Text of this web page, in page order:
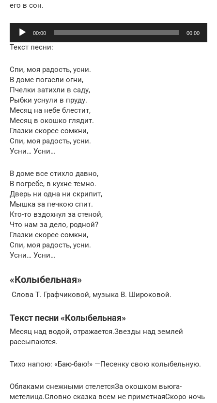
его в сон.
Аудиоплеер
00:00 00:00
Текст песни:
Спи, моя радость, усни.
В доме погасли огни,
Пчелки затихли в саду,
Рыбки уснули в пруду.
Месяц на небе блестит,
Месяц в окошко глядит.
Глазки скорее сомкни,
Спи, моя радость, усни.
Усни… Усни…
В доме все стихло давно,
В погребе, в кухне темно.
Дверь ни одна ни скрипит,
Мышка за печкою спит.
Кто-то вздохнул за стеной,
Что нам за дело, родной?
Глазки скорее сомкни,
Спи, моя радость, усни.
Усни… Усни…
«Колыбельная»
Слова Т. Графчиковой, музыка В. Широковой.
Текст песни «Колыбельная»
Месяц над водой, отражается.Звезды над землей
рассыпаются.
Тихо напою: «Баю-баю!» —Песенку свою колыбельную.
Облаками снежными стелетсяЗа окошком вьюга-
метелица.Словно сказка всем не приметнаяСкоро ночь